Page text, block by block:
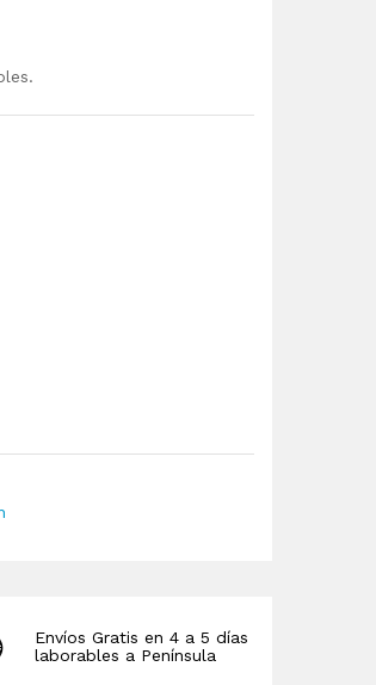
Envíos Gratis en 4 a 5 días
laborables a Península